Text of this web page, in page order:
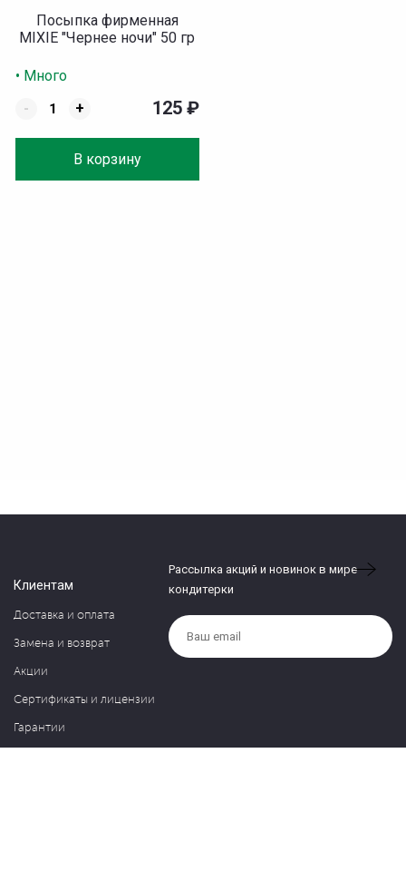
Посыпка фирменная
MIXIE "Чернее ночи" 50 гр
• Много
-
+
В корзину
125 ₽
Клиентам
Доставка и оплата
Замена и возврат
Акции
Сертификаты и лицензии
Гарантии
Рассылка акций и новинок в мире
кондитерки